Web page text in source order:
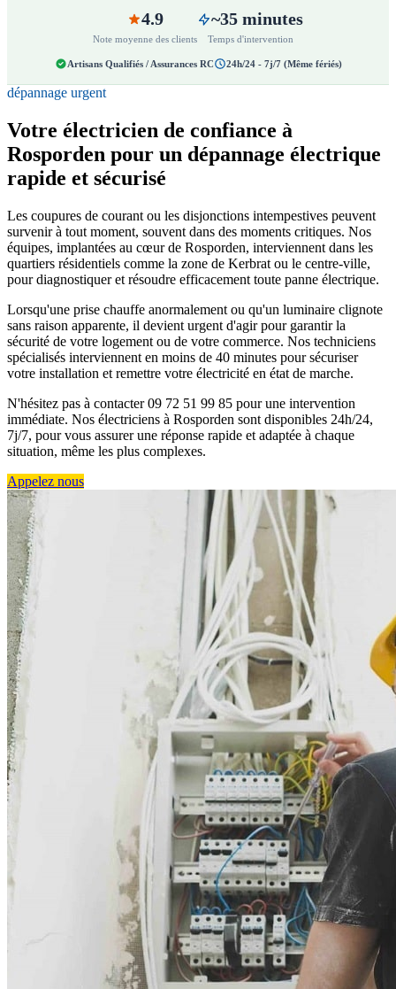
4.9
Note moyenne des clients
~35 minutes
Temps d'intervention
Artisans Qualifiés / Assurances RC 24h/24 - 7j/7 (Même fériés)
dépannage urgent
Votre électricien de confiance à
Rosporden pour un dépannage électrique
rapide et sécurisé
Les coupures de courant ou les disjonctions intempestives peuvent
survenir à tout moment, souvent dans des moments critiques. Nos
équipes, implantées au cœur de Rosporden, interviennent dans les
quartiers résidentiels comme la zone de Kerbrat ou le centre-ville,
pour diagnostiquer et résoudre efficacement toute panne électrique.
Lorsqu'une prise chauffe anormalement ou qu'un luminaire clignote
sans raison apparente, il devient urgent d'agir pour garantir la
sécurité de votre logement ou de votre commerce. Nos techniciens
spécialisés interviennent en moins de 40 minutes pour sécuriser
votre installation et remettre votre électricité en état de marche.
N'hésitez pas à contacter 09 72 51 99 85 pour une intervention
immédiate. Nos électriciens à Rosporden sont disponibles 24h/24,
7j/7, pour vous assurer une réponse rapide et adaptée à chaque
situation, même les plus complexes.
Appelez nous